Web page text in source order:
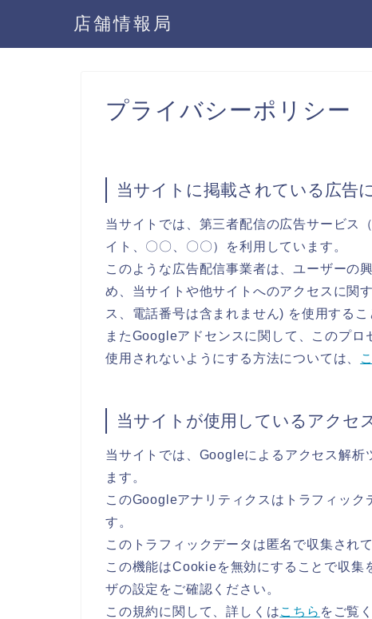
店舗情報局
プライバシーポリシー
当サイトに掲載されている広告
当サイトでは、第三者配信の広告サービス
イト、〇〇、〇〇）を利用しています。
このような広告配信事業者は、ユーザーの
め、当サイトや他サイトへのアクセスに関
ス、電話番号は含まれません) を使用するこ
またGoogleアドセンスに関して、このプ
使用されないようにする方法については、
当サイトが使用しているアクセ
当サイトでは、Googleによるアクセス解
ます。
このGoogleアナリティクスはトラフィッ
す。
このトラフィックデータは匿名で収集され
この機能はCookieを無効にすることで収集
ザの設定をご確認ください。
この規約に関して、詳しくはこちら をご覧